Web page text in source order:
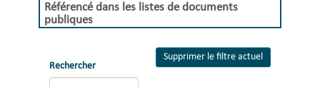
Référencé dans les listes de documents
publiques
Supprimer le filtre actuel
Rechercher